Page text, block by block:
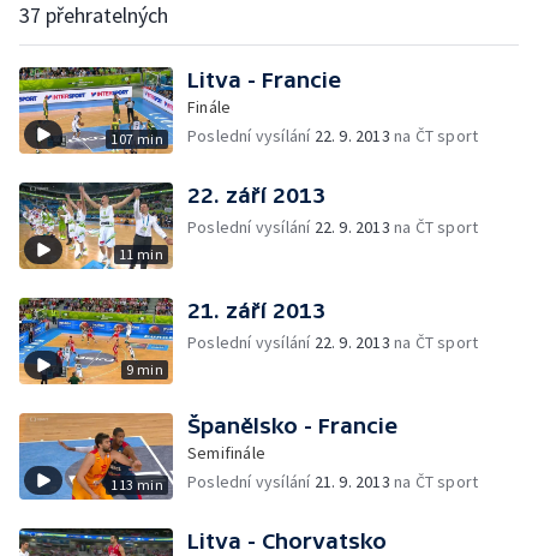
37 přehratelných
107 min
Litva - Francie
Finále
Poslední vysílání 22. 9. 2013 na ČT sport
11 min
22. září 2013
Poslední vysílání 22. 9. 2013 na ČT sport
9 min
21. září 2013
Poslední vysílání 22. 9. 2013 na ČT sport
113 min
Španělsko - Francie
Semifinále
Poslední vysílání 21. 9. 2013 na ČT sport
Litva - Chorvatsko